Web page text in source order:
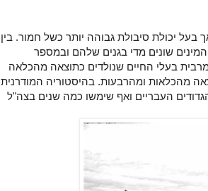
יכולת סיבולת גבוהה יותר כשל חמור. בין
שונים מדי בגנים שלהם ובמספר
לסוס - 64 ולחמור 62 והפרד באמצע עם 63. מרבית בעלי החיים שנולדים כתוצאה מהכלאה
מהכלאות ומהרבעות. בהיסטוריה המודרנית
העבריים ואף שימשו כמה שנים בצה"ל